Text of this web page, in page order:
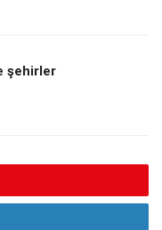
şehirler